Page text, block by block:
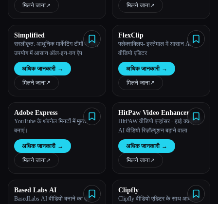
मिलने जाना↗︎ मिलने जाना↗︎
Simplified
सरलीकृत: आधुनिक मार्केटिंग टीमों के लिए
उपयोग में आसान ऑल-इन-वन ऐप
अधिक जानकारी →
मिलने जाना↗︎
FlexClip
फ्लेक्सक्लिप- इस्तेमाल में आसान AI
वीडियो एडिटर
अधिक जानकारी →
मिलने जाना↗︎
Adobe Express
YouTube के थंबनेल मिनटों में मुफ़्त
बनाएं।
अधिक जानकारी →
मिलने जाना↗︎
HitPaw Video Enhancer
HitPAW वीडियो एन्हांसर - हाई क्वालिटी
AI वीडियो रिज़ॉल्यूशन बढ़ाने वाला
अधिक जानकारी →
मिलने जाना↗︎
Based Labs AI
BasedLabs AI वीडियो बनाने का एक
Clipfly
Clipfly वीडियो एडिटर के साथ आकर्षक